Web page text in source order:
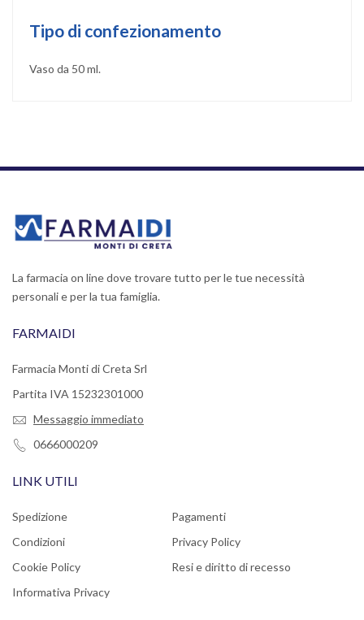
Tipo di confezionamento
Vaso da 50 ml.
La farmacia on line dove trovare tutto per le tue necessità
personali e per la tua famiglia.
FARMAIDI
Farmacia Monti di Creta Srl
Partita IVA 15232301000
Messaggio immediato
0666000209
LINK UTILI
Spedizione
Pagamenti
Condizioni
Privacy Policy
Cookie Policy
Resi e diritto di recesso
Informativa Privacy